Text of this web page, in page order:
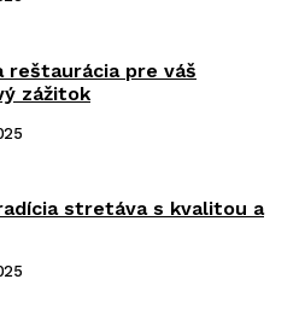
reštaurácia pre váš
zážitok
stretáva s kvalitou a